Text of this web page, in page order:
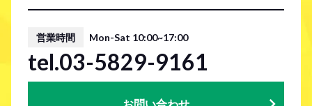
営業時間 Mon-Sat 10:00~17:00
tel.03-5829-9161
お問い合わせ